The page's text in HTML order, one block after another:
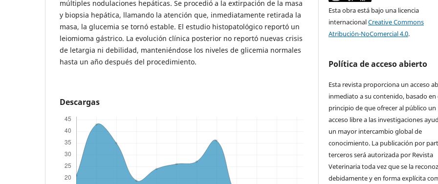
múltiples nodulaciones hepáticas. Se procedió a la extirpación de la masa
y biopsia hepática, llamando la atención que, inmediatamente retirada la
masa, la glucemia se tornó estable. El estudio histopatológico reportó un
leiomioma gástrico. La evolución clínica posterior no reportó nuevas crisis
de letargia ni debilidad, manteniéndose los niveles de glicemia normales
hasta un año después del procedimiento.
Descargas
Esta obra está bajo una licencia
internacionalCreative Commons
Atribución-NoComercial 4.0.
Política de acceso abierto
Esta revista proporciona un acceso
inmediato a su contenido, basado en
principio de que ofrecer al público un
acceso libre a las investigaciones
un mayor intercambio global de
conocimiento. La publicación por
terceros será autorizada por Revista
Veterinaria toda vez que se la
debidamente y en forma explícita